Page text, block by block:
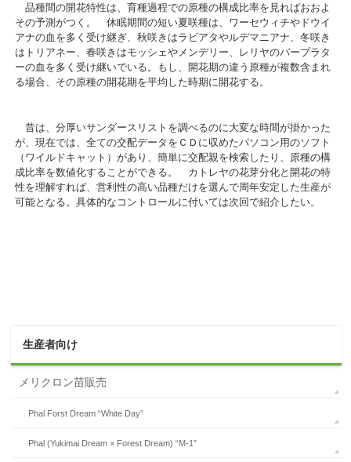
品種間の開花特性は、育種過程での原種の構成比率を見ればおおよ
その予測がつく。 休眠期間の短い夏咲種は、ワーセウィチやドウイ
アナの血を多く受け継ぎ、秋咲きはラビアタやルデマニアナ、冬咲き
はトリアネー、春咲きはモッシェやメンデリー、レリヤのパープラタ
ーの血を多く受け継いでいる。もし、開花期の違う原種が複数含まれ
る場合、その原種の開花期を平均した時期に開花する。
昔は、分厚いサンダースリストを調べるのに大変な時間が掛かった
が、現在では、全ての交配データをＣＤに収めたパソコン用のソフト
（ワイルドキャット）があり、簡単に交配親を検索したり、原種の構
成比率を数値化することができる。 カトレヤの花芽分化と開花の特
性を理解すれば、営利性の高い品種だけを選んで周年安定した生産が
可能となる。具体的なコントロールに付いては次回で紹介したい。
生産者向け
メリクロン苗販売
Phal Forst Dream “White Day”
Phal (Yukimai Dream × Forest Dream) “M-1”